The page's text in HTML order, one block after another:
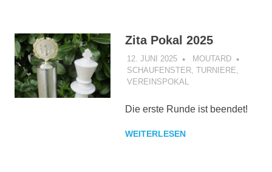
Zita Pokal 2025
12. JUNI 2025
MOUTARD
SCHAUFENSTER, TURNIERE,
VEREINSPOKAL
Die erste Runde ist beendet!
WEITERLESEN